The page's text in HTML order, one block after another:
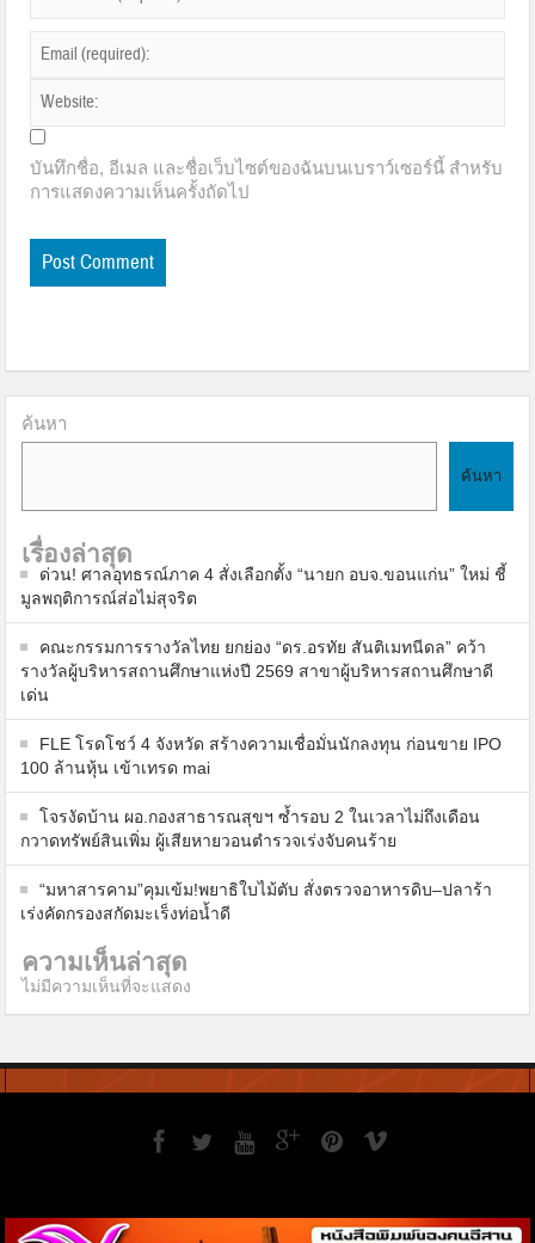
บันทึกชื่อ, อีเมล และชื่อเว็บไซต์ของฉันบนเบราว์เซอร์นี้ สำหรับ
การแสดงความเห็นครั้งถัดไป
ค้นหา
ค้นหา
เรื่องล่าสุด
ด่วน! ศาลอุทธรณ์ภาค 4 สั่งเลือกตั้ง “นายก อบจ.ขอนแก่น” ใหม่ ชี้
มูลพฤติการณ์ส่อไม่สุจริต
คณะกรรมการรางวัลไทย ยกย่อง “ดร.อรทัย สันติเมทนีดล” คว้า
รางวัลผู้บริหารสถานศึกษาแห่งปี 2569 สาขาผู้บริหารสถานศึกษาดี
เด่น
FLE โรดโชว์ 4 จังหวัด สร้างความเชื่อมั่นนักลงทุน ก่อนขาย IPO
100 ล้านหุ้น เข้าเทรด mai
โจรงัดบ้าน ผอ.กองสาธารณสุขฯ ซ้ำรอบ 2 ในเวลาไม่ถึงเดือน
กวาดทรัพย์สินเพิ่ม ผู้เสียหายวอนตำรวจเร่งจับคนร้าย
“มหาสารคาม”คุมเข้ม!พยาธิใบไม้ตับ สั่งตรวจอาหารดิบ–ปลาร้า
เร่งคัดกรองสกัดมะเร็งท่อน้ำดี
ความเห็นล่าสุด
ไม่มีความเห็นที่จะแสดง